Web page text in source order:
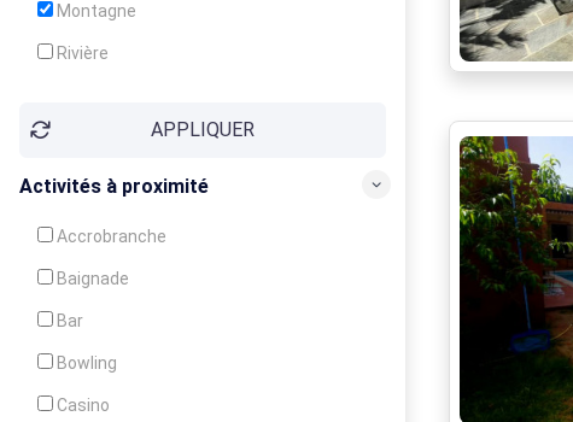
Montagne
Rivière
APPLIQUER
Activités à proximité
Accrobranche
Baignade
Bar
Bowling
Casino